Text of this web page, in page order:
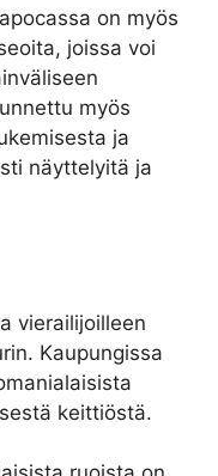
on myös
joissa voi
myös
ja
näyttelyitä ja
vierailijoilleen
Kaupungissa
keittiöstä.